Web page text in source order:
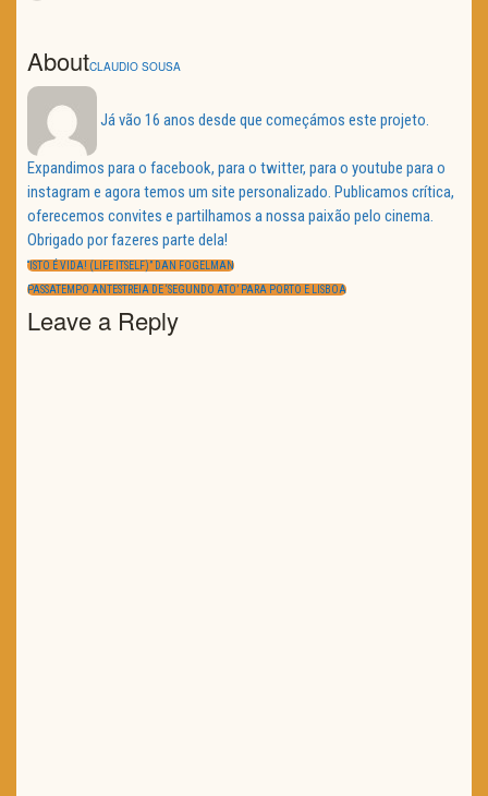
AboutCLAUDIO SOUSA
Já vão 16 anos desde que começámos este projeto.
Expandimos para o facebook, para o twitter, para o youtube para o
instagram e agora temos um site personalizado. Publicamos crítica,
oferecemos convites e partilhamos a nossa paixão pelo cinema.
Obrigado por fazeres parte dela!
Navegação
de
artigos
PREVIOUS
“ISTO É VIDA! (LIFE ITSELF)” DAN FOGELMAN
NEXT
PASSATEMPO ANTESTREIA DE ‘SEGUNDO ATO’ PARA PORTO E LISBOA
Leave a Reply